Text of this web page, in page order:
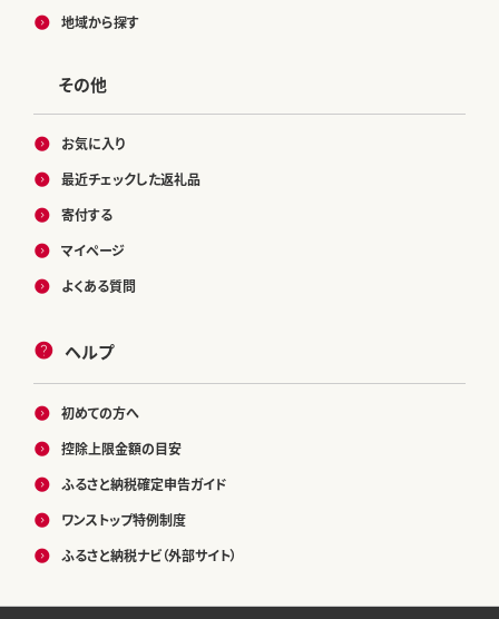
地域から探す
その他
お気に入り
最近チェックした返礼品
寄付する
マイページ
よくある質問
ヘルプ
初めての方へ
控除上限金額の目安
ふるさと納税確定申告ガイド
ワンストップ特例制度
ふるさと納税ナビ（外部サイト）